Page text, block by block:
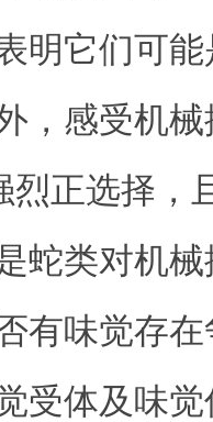
明它们可
，感受机
烈正选择，
蛇类对机
有味觉存
受体及味